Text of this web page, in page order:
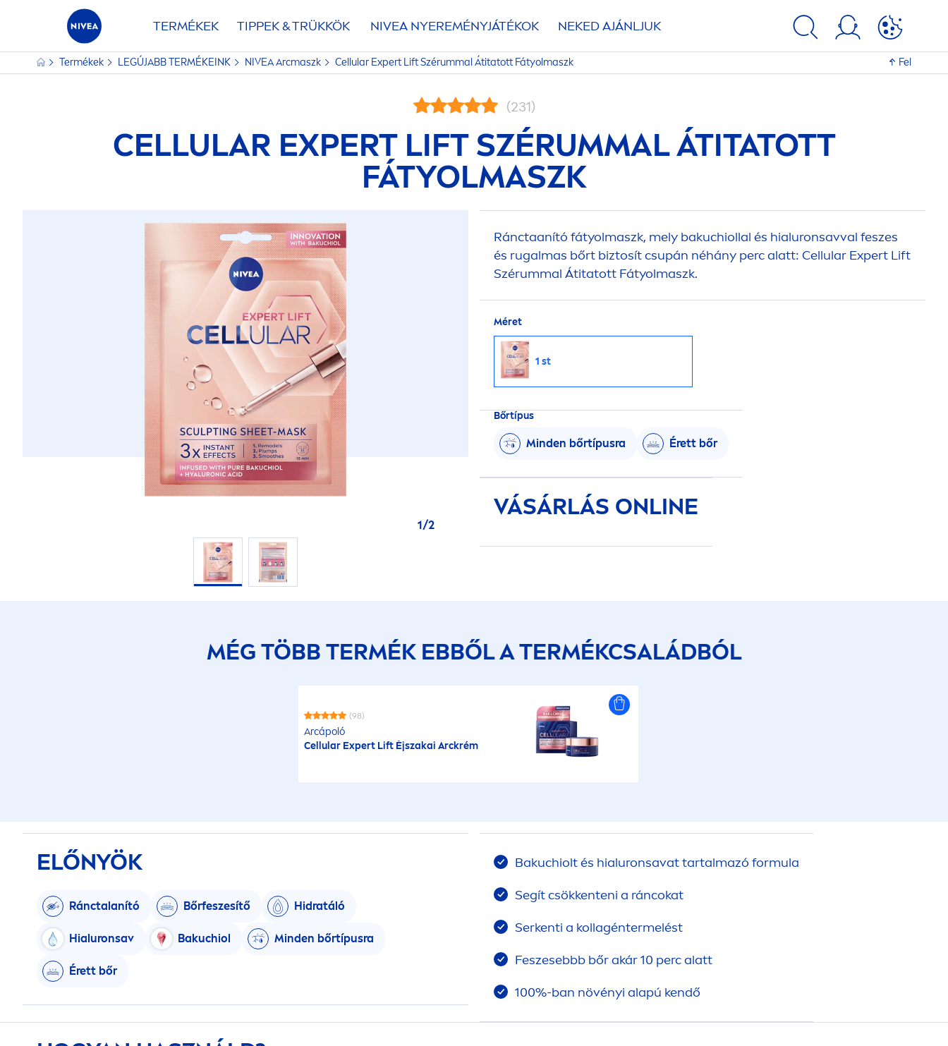
TERMÉKEK TIPPEK & TRÜKKÖK NIVEA NYEREMÉNYJÁTÉKOK NEKED AJÁNLJUK
Termékek LEGÚJABB TERMÉKEINK NIVEAArcmaszk Cellular Expert Lift Szérummal Átitatott Fátyolmaszk Fel
(231)
CELLULAR EXPERT LIFT SZÉRUMMAL ÁTITATOTT
FÁTYOLMASZK
1/2
Ránctaanító fátyolmaszk, mely bakuchiollal és hialuronsavval feszes
és rugalmas bőrt biztosít csupán néhány perc alatt: Cellular Expert Lift
Szérummal Átitatott Fátyolmaszk.
Méret
1 st
Bőrtípus
Minden bőrtípusra Érett bőr
VÁSÁRLÁS ONLINE
MÉG TÖBB TERMÉK EBBŐL A TERMÉKCSALÁDBÓL
(98)
Arcápoló
CellularExpert Lift Éjszakai Arckrém
ELŐNYÖK
Ránctalanító Bőrfeszesítő Hidratáló
Hialuronsav Bakuchiol Minden bőrtípusra
Érett bőr
Bakuchiolt és hialuronsavat tartalmazó formula
Segít csökkenteni a ráncokat
Serkenti a kollagéntermelést
Feszesebbb bőr akár 10 perc alatt
100%-ban növényi alapú kendő